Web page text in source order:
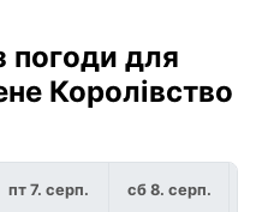
погоди для
Королівство
пт 7. серп. сб 8. серп.